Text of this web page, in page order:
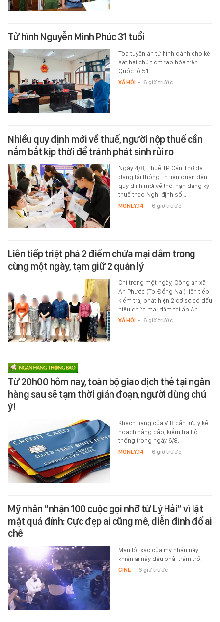
Tử hình Nguyễn Minh Phúc 31 tuổi
Tòa tuyên án tử hình dành cho kẻ
sát hại chủ tiệm tạp hóa trên
Quốc lộ 51.
XÃ HỘI - 6 giờ trước
Nhiều quy định mới về thuế, người nộp thuế cần
nắm bắt kịp thời để tránh phát sinh rủi ro
Ngày 4/8, Thuế TP. Cần Thơ đã
đăng tải thông tin liên quan đến
quy định mới về thời hạn đăng ký
thuế theo Nghị định số…
MONEY.14 - 6 giờ trước
Liên tiếp triệt phá 2 điểm chứa mại dâm trong
cùng một ngày, tạm giữ 2 quản lý
Chỉ trong một ngày, Công an xã
An Phước (Tp.Đồng Nai) liên tiếp
kiểm tra, phát hiện 2 cơ sở có dấu
hiệu chứa mại dâm tại ấp An…
XÃ HỘI - 6 giờ trước
Từ 20h00 hôm nay, toàn bộ giao dịch thẻ tại ngân
hàng sau sẽ tạm thời gián đoạn, người dùng chú
ý!
Khách hàng của VIB cần lưu ý kế
hoạch nâng cấp, kiểm tra hệ
thống trong ngày 6/8.
MONEY.14 - 6 giờ trước
Mỹ nhân “nhận 100 cuộc gọi nhỡ từ Lý Hải” vì lật
mặt quá đỉnh: Cực đẹp ai cũng mê, diễn đỉnh đố ai
chê
Màn lột xác của mỹ nhân này
khiến ai nấy đều phải trầm trồ.
CINE - 6 giờ trước